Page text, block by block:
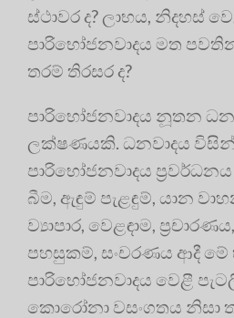
ස්ථාවර ද? ලාභය, නිදහස්
පාරිභෝජනවාදය මත
තරම් තිරසර ද?
පාරිභෝජනවාදය නූතන
ලක්ෂණයකි. ධනවාදය
පාරිභෝජනවාදය
බීම, ඇඳුම් පැළඳුම්, යාන
ව්‍යාපාර, වෙළඳාම,
පහසුකම්, සංචරණය ආදී
පාරිභෝජනවාදය වෙළී
කොරෝනා වසංගතය නිසා